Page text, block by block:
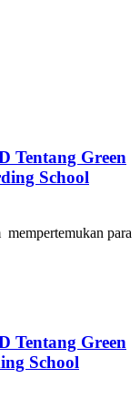
Tentang Green
School
para
Tentang Green
School